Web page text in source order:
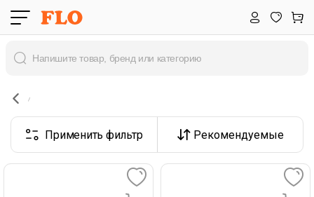
Применить фильтр Рекомендуемые